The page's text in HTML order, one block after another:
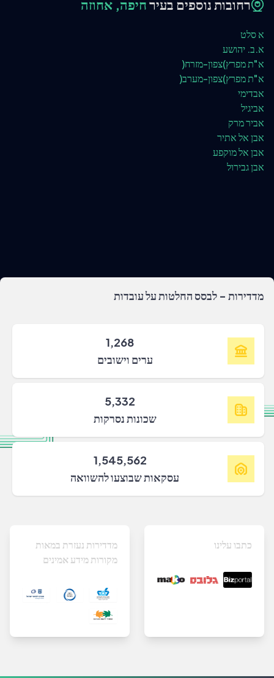
רחובות נוספים בעירחיפה, אחוזה
א סלט
א.ב. יהושע
א"ת מפרץ)צפון-מזרח(
א"ת מפרץ)צפון-מערב(
אבדימי
אביגיל
אביר מרק
אבן אל אתיר
אבן אל מוקפע
אבן גבירול
מדדירות - לבסס החלטות על עובדות
1,268
ערים וישובים
5,332
שכונות נסרקות
1,545,562
עסקאות שבוצעו להשוואה
מדדירות נעזרת במאות
מקורות מידע אמינים
כתבו עלינו